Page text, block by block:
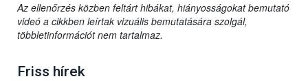
Az ellenőrzés közben feltárt hibákat, hiányosságokat bemutató
videó a cikkben leírtak vizuális bemutatására szolgál,
többletinformációt nem tartalmaz.
Friss hírek